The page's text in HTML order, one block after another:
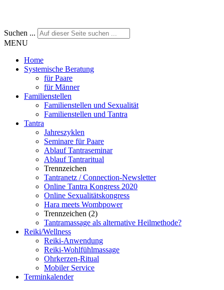
Suchen ...
MENU
Home
Systemische Beratung
für Paare
für Männer
Familienstellen
Familienstellen und Sexualität
Familienstellen und Tantra
Tantra
Jahreszyklen
Seminare für Paare
Ablauf Tantraseminar
Ablauf Tantraritual
Trennzeichen
Tantranetz / Connection-Newsletter
Online Tantra Kongress 2020
Online Sexualitätskongress
Hara meets Wombpower
Trennzeichen (2)
Tantramassage als alternative Heilmethode?
Reiki/Wellness
Reiki-Anwendung
Reiki-Wohlfühlmassage
Ohrkerzen-Ritual
Mobiler Service
Terminkalender